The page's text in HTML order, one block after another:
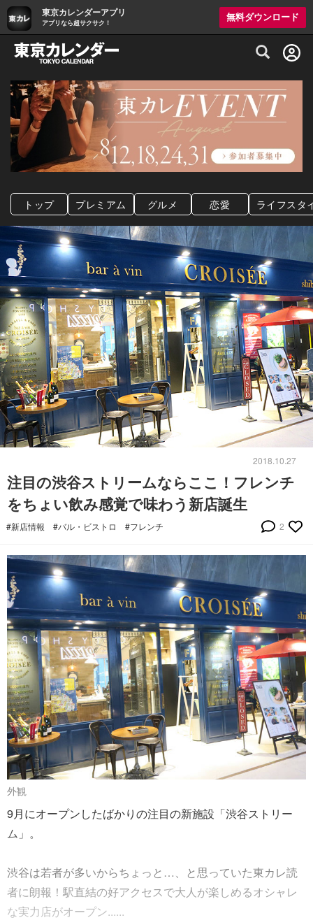
東京カレンダーアプリ
アプリなら超サクサク！
無料ダウンロード
グルメ情報・プレミアムレストラン予約
トップ プレミアム グルメ 恋愛 ライフスタ
2018.10.27
注目の渋谷ストリームならここ！フレンチ
をちょい飲み感覚で味わう新店誕生
#新店情報 #バル・ビストロ #フレンチ 2
外観
9月にオープンしたばかりの注目の新施設「渋谷ストリー
ム」。
渋谷は若者が多いからちょっと…、と思っていた東カレ読
者に朗報！駅直結の好アクセスで大人が楽しめるオシャレ
な実力店がオープン......